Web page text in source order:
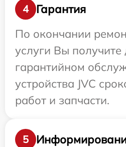
4
Гарантия
По окончании
услуги Вы получите
гарантийном
устройства JVC
работ и запчасти.
5